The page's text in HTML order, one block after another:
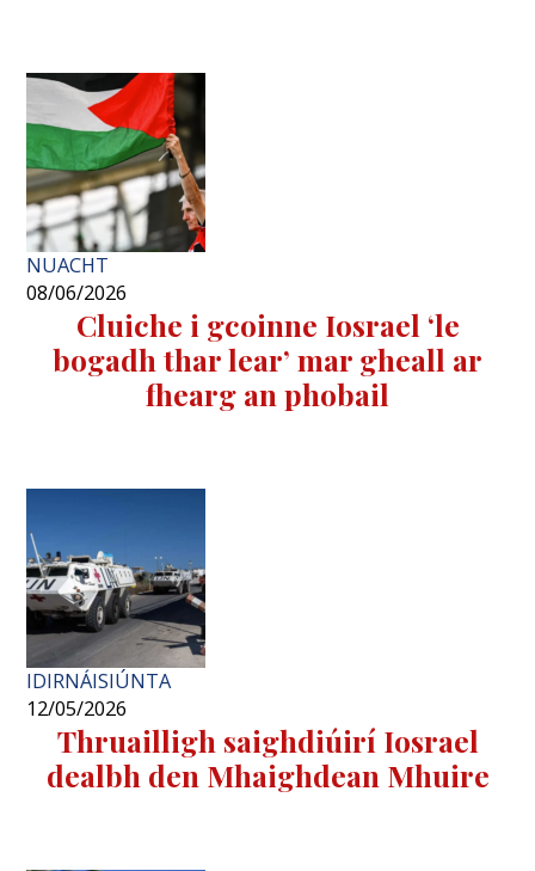
NUACHT
08/06/2026
Cluiche i gcoinne Iosrael ‘le
bogadh thar lear’ mar gheall ar
fhearg an phobail
IDIRNÁISIÚNTA
12/05/2026
Thruailligh saighdiúirí Iosrael
dealbh den Mhaighdean Mhuire